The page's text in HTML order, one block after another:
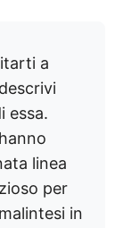
a
essa.
linea
per
in